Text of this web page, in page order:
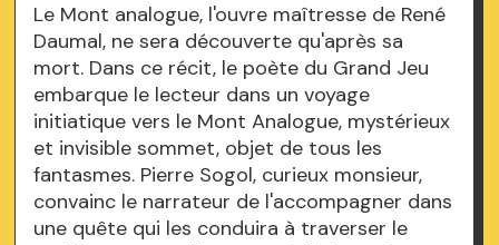
Le Mont analogue, l'ouvre maîtresse de René
Daumal, ne sera découverte qu'après sa
mort. Dans ce récit, le poète du Grand Jeu
embarque le lecteur dans un voyage
initiatique vers le Mont Analogue, mystérieux
et invisible sommet, objet de tous les
fantasmes. Pierre Sogol, curieux monsieur,
convainc le narrateur de l'accompagner dans
une quête qui les conduira à traverser le